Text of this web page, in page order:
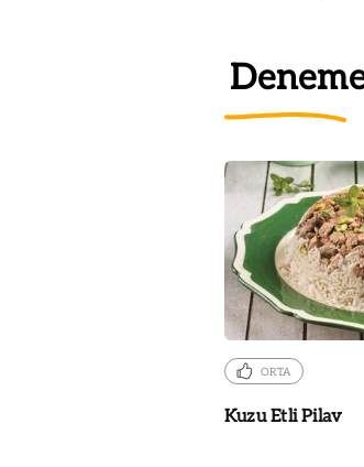
ORTA
Kuzu Etli Pilav